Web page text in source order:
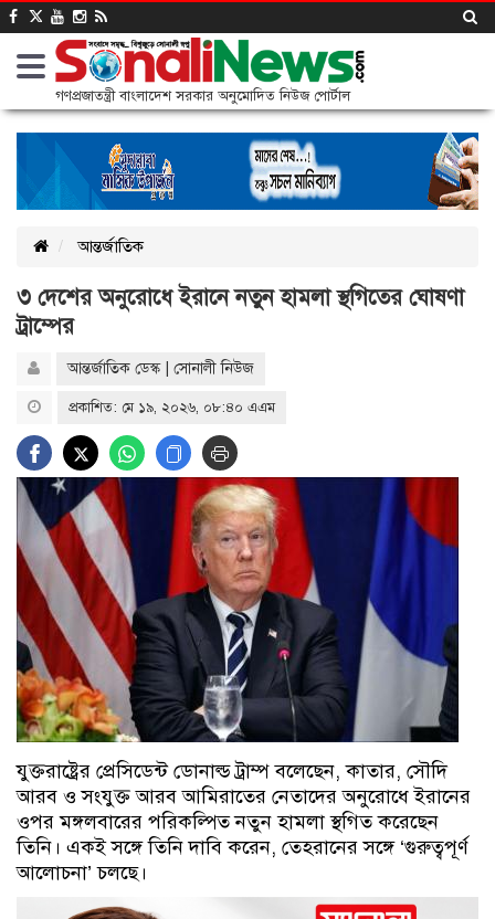
গণপ্রজাতন্ত্রী বাংলাদেশ সরকার অনুমোদিত নিউজ পোর্টাল
আন্তর্জাতিক
৩ দেশের অনুরোধে ইরানে নতুন হামলা স্থগিতের ঘোষণা
ট্রাম্পের
আন্তর্জাতিক ডেস্ক | সোনালী নিউজ
প্রকাশিত: মে ১৯, ২০২৬, ০৮:৪০ এএম
যুক্তরাষ্ট্রের প্রেসিডেন্ট ডোনাল্ড ট্রাম্প বলেছেন, কাতার, সৌদি
আরব ও সংযুক্ত আরব আমিরাতের নেতাদের অনুরোধে ইরানের
ওপর মঙ্গলবারের পরিকল্পিত নতুন হামলা স্থগিত করেছেন
তিনি। একই সঙ্গে তিনি দাবি করেন, তেহরানের সঙ্গে ‘গুরুত্বপূর্ণ
আলোচনা’ চলছে।